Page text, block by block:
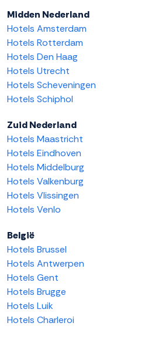
Midden Nederland
Hotels Amsterdam
Hotels Rotterdam
Hotels Den Haag
Hotels Utrecht
Hotels Scheveningen
Hotels Schiphol
Zuid Nederland
Hotels Maastricht
Hotels Eindhoven
Hotels Middelburg
Hotels Valkenburg
Hotels Vlissingen
Hotels Venlo
België
Hotels Brussel
Hotels Antwerpen
Hotels Gent
Hotels Brugge
Hotels Luik
Hotels Charleroi